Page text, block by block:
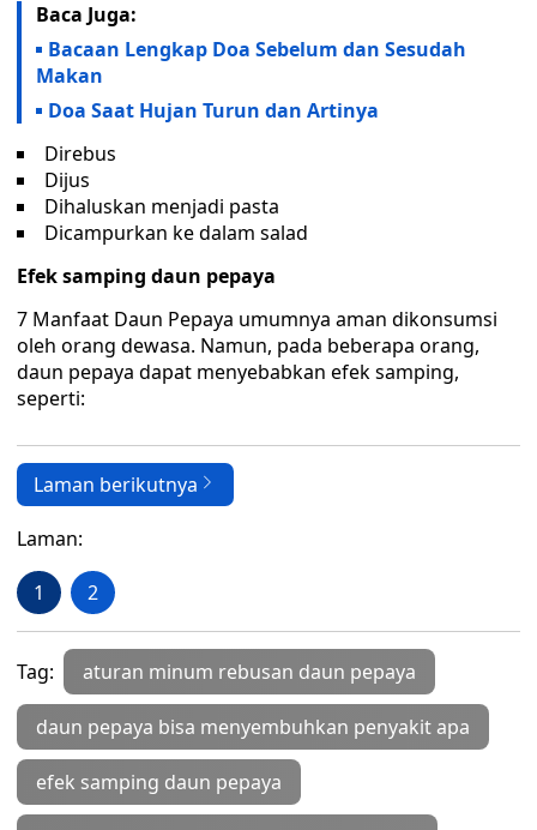
Baca Juga:
Bacaan Lengkap Doa Sebelum dan Sesudah
Makan
Doa Saat Hujan Turun dan Artinya
Direbus
Dijus
Dihaluskan menjadi pasta
Dicampurkan ke dalam salad
Efek samping daun pepaya
7 Manfaat Daun Pepaya umumnya aman dikonsumsi
oleh orang dewasa. Namun, pada beberapa orang,
daun pepaya dapat menyebabkan efek samping,
seperti:
Laman berikutnya
Laman:
1 2
Tag: aturan minum rebusan daun pepaya
daun pepaya bisa menyembuhkan penyakit apa
efek samping daun pepaya